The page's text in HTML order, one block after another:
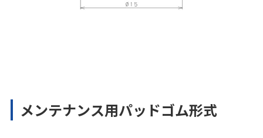
メンテナンス用パッドゴム形式